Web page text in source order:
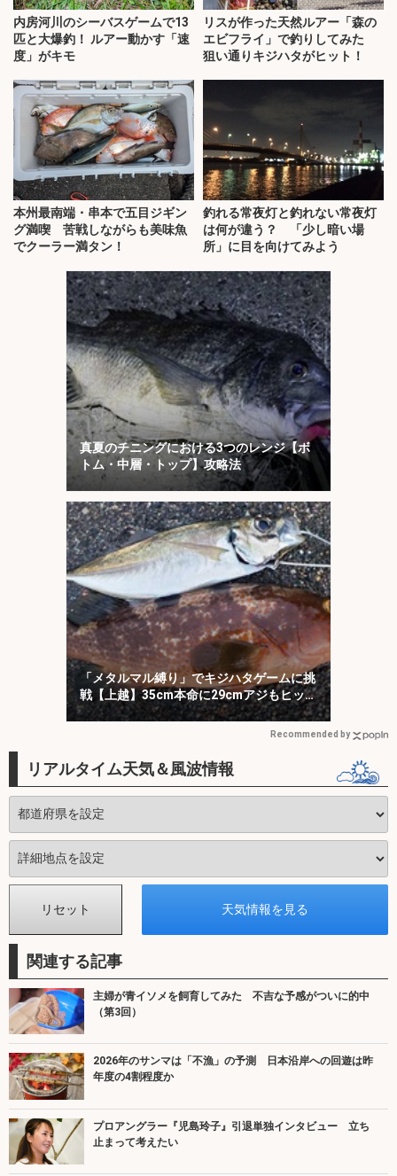
内房河川のシーバスゲームで13
匹と大爆釣！ ルアー動かす「速
度」がキモ
リスが作った天然ルアー「森の
エビフライ」で釣りしてみた
狙い通りキジハタがヒット！
本州最南端・串本で五目ジギン
グ満喫 苦戦しながらも美味魚
でクーラー満タン！
釣れる常夜灯と釣れない常夜灯
は何が違う？ 「少し暗い場
所」に目を向けてみよう
真夏のチニングにおける3つのレンジ【ボ
トム・中層・トップ】攻略法
「メタルマル縛り」でキジハタゲームに挑
戦【上越】35cm本命に29cmアジもヒッ
ト！
Recommended by
リアルタイム天気＆風波情報
関連する記事
主婦が青イソメを飼育してみた 不吉な予感がついに的中
（第3回）
2026年のサンマは「不漁」の予測 日本沿岸への回遊は昨
年度の4割程度か
プロアングラー『児島玲子』引退単独インタビュー 立ち
止まって考えたい